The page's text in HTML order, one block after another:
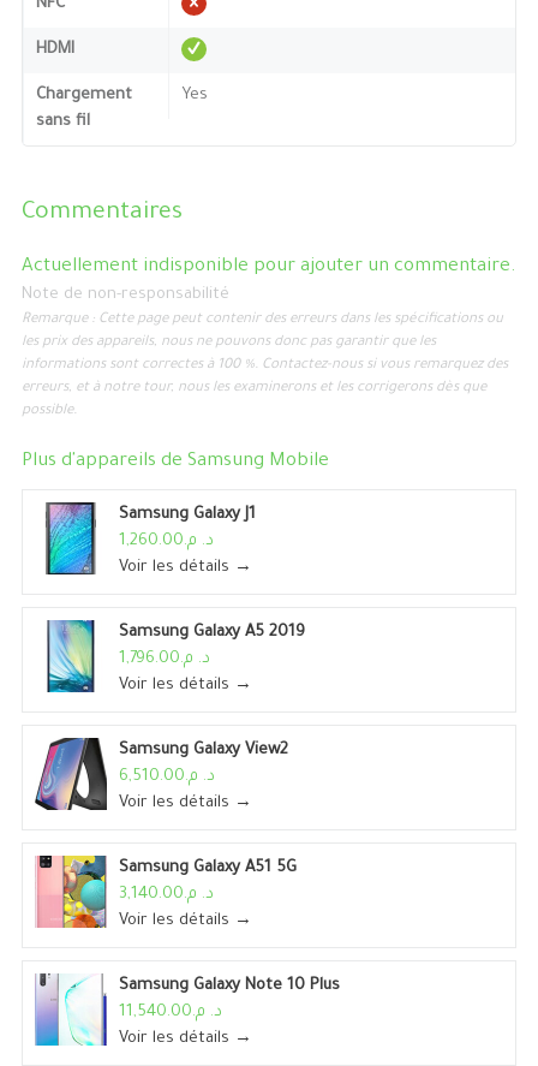
NFC
HDMI
Chargement
sans fil
Yes
Commentaires
Actuellement indisponible pour ajouter un commentaire.
Note de non-responsabilité
Remarque : Cette page peut contenir des erreurs dans les spécifications ou
les prix des appareils, nous ne pouvons donc pas garantir que les
informations sont correctes à 100 %. Contactez-nous si vous remarquez des
erreurs, et à notre tour, nous les examinerons et les corrigerons dès que
possible.
Plus d'appareils de Samsung Mobile
Samsung Galaxy J1
د. م.1,260.00
Voir les détails →
Samsung Galaxy A5 2019
د. م.1,796.00
Voir les détails →
Samsung Galaxy View2
د. م.6,510.00
Voir les détails →
Samsung Galaxy A51 5G
د. م.3,140.00
Voir les détails →
Samsung Galaxy Note 10 Plus
د. م.11,540.00
Voir les détails →